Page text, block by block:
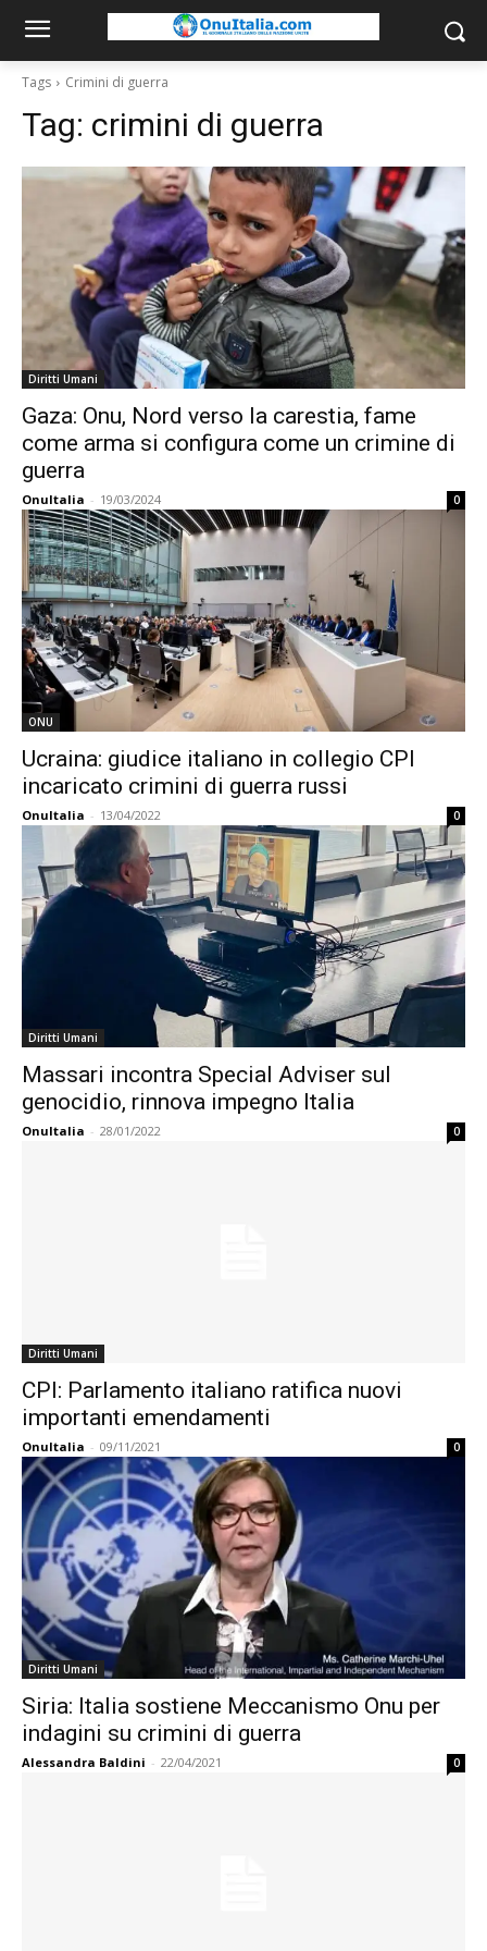
Tags Crimini di guerra
Tag: crimini di guerra
Diritti Umani
Gaza: Onu, Nord verso la carestia, fame
come arma si configura come un crimine di
guerra
OnuItalia - 19/03/2024 0
ONU
Ucraina: giudice italiano in collegio CPI
incaricato crimini di guerra russi
OnuItalia - 13/04/2022 0
Diritti Umani
Massari incontra Special Adviser sul
genocidio, rinnova impegno Italia
OnuItalia - 28/01/2022 0
Diritti Umani
CPI: Parlamento italiano ratifica nuovi
importanti emendamenti
OnuItalia - 09/11/2021 0
Diritti Umani
Siria: Italia sostiene Meccanismo Onu per
indagini su crimini di guerra
Alessandra Baldini - 22/04/2021 0